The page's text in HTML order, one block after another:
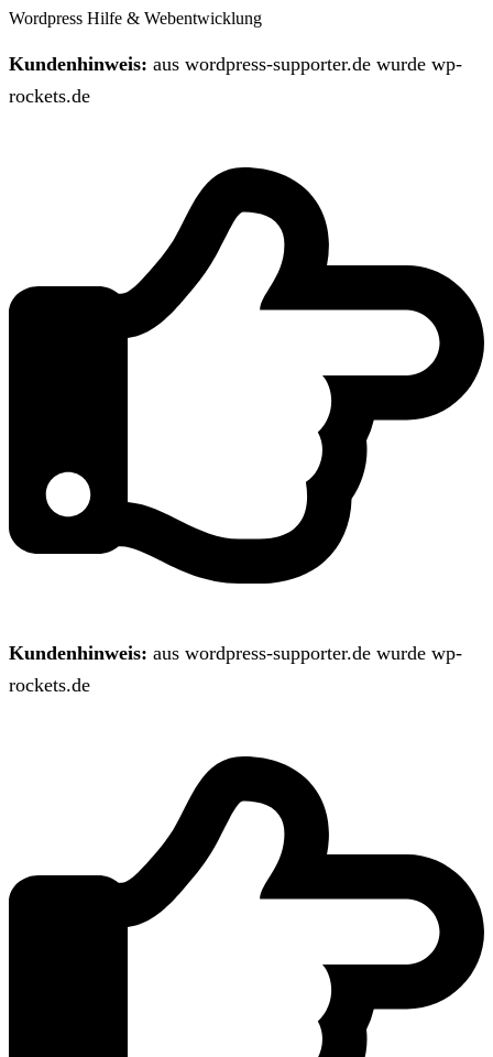
Wordpress Hilfe & Webentwicklung
Kundenhinweis: aus wordpress-supporter.de wurde wp-
rockets.de
Kundenhinweis: aus wordpress-supporter.de wurde wp-
rockets.de